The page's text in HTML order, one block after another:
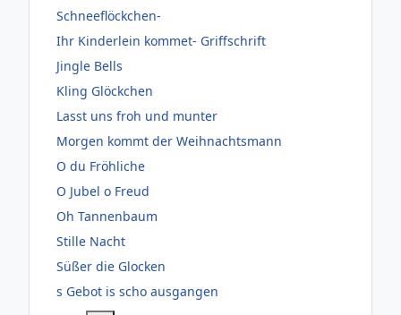
Schneeflöckchen-
Ihr Kinderlein kommet- Griffschrift
Jingle Bells
Kling Glöckchen
Lasst uns froh und munter
Morgen kommt der Weihnachtsmann
O du Fröhliche
O Jubel o Freud
Oh Tannenbaum
Stille Nacht
Süßer die Glocken
s Gebot is scho ausgangen